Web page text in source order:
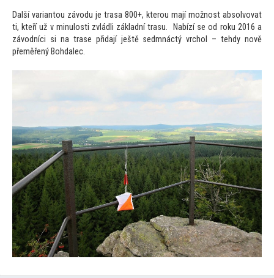
Další variantou závodu je trasa 800+, kterou mají možnost absolvovat
ti, kteří už v minulosti zvládli základní trasu. Nabízí se od roku 2016 a
závodníci si na trase přidají ještě sedmnáctý vrchol – tehdy nově
přeměřený Bohdalec.